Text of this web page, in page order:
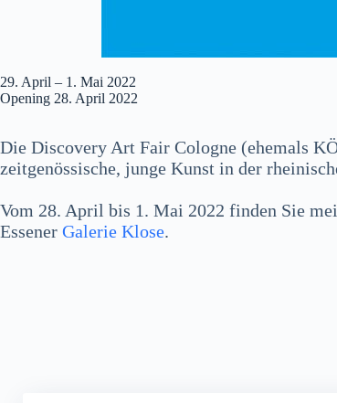
29. April – 1. Mai 2022
Opening 28. April 2022
Die Discovery Art Fair Cologne (ehemals
zeitgenössische, junge Kunst in der
Vom 28. April bis 1. Mai 2022 finden Sie
Essener Galerie Klose.